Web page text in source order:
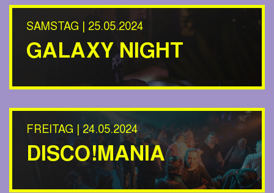
SAMSTAG | 25.05.2024
GALAXY NIGHT
FREITAG | 24.05.2024
DISCO!MANIA